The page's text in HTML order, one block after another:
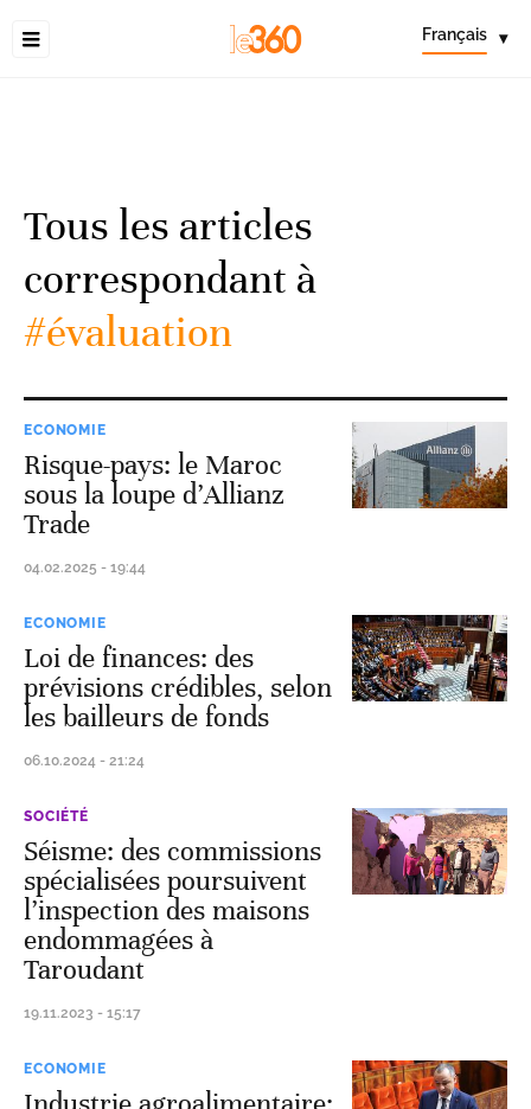
Français ▾
Tous les articles
correspondant à
#évaluation
ECONOMIE
Risque-pays: le Maroc
sous la loupe d’Allianz
Trade
04.02.2025 - 19:44
ECONOMIE
Loi de finances: des
prévisions crédibles, selon
les bailleurs de fonds
06.10.2024 - 21:24
SOCIÉTÉ
Séisme: des commissions
spécialisées poursuivent
l’inspection des maisons
endommagées à
Taroudant
19.11.2023 - 15:17
ECONOMIE